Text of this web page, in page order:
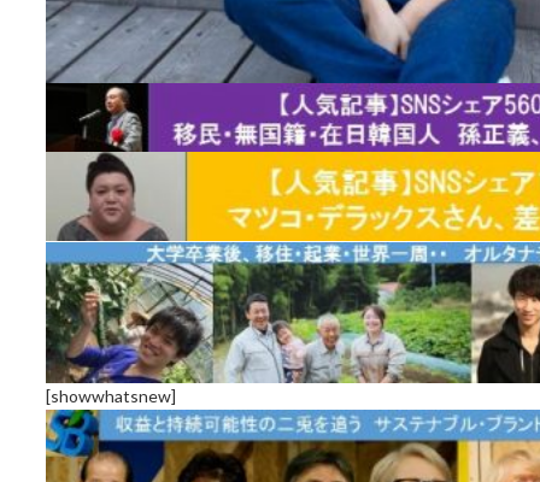
[showwhatsnew]